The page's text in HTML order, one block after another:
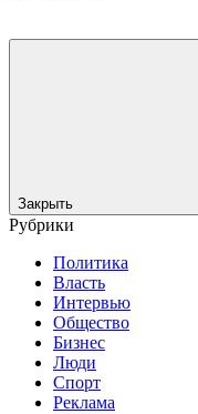
Закрыть
Рубрики
Политика
Власть
Интервью
Общество
Бизнес
Люди
Спорт
Реклама